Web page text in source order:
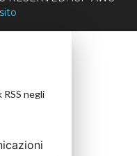
negli